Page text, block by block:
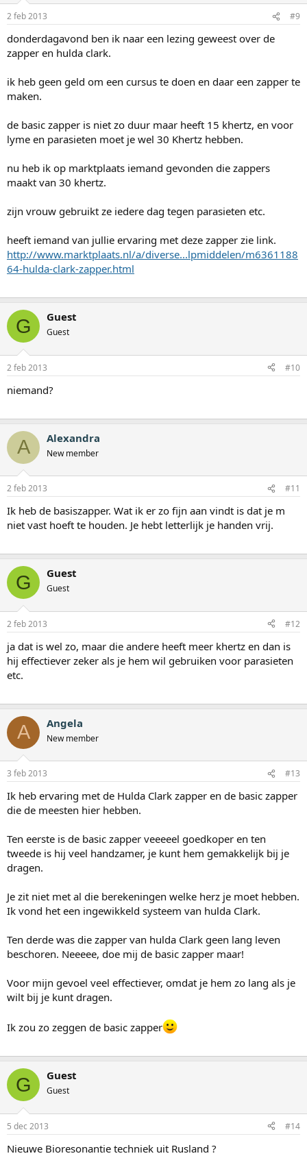
2 feb 2013 #9
donderdagavond ben ik naar een lezing geweest over de
zapper en hulda clark.
ik heb geen geld om een cursus te doen en daar een zapper te
maken.
de basic zapper is niet zo duur maar heeft 15 khertz, en voor
lyme en parasieten moet je wel 30 Khertz hebben.
nu heb ik op marktplaats iemand gevonden die zappers
maakt van 30 khertz.
zijn vrouw gebruikt ze iedere dag tegen parasieten etc.
heeft iemand van jullie ervaring met deze zapper zie link.
http://www.marktplaats.nl/a/diverse...lpmiddelen/m6361188
64-hulda-clark-zapper.html
G Guest
Guest
2 feb 2013 #10
niemand?
A Alexandra
New member
2 feb 2013 #11
Ik heb de basiszapper. Wat ik er zo fijn aan vindt is dat je m
niet vast hoeft te houden. Je hebt letterlijk je handen vrij.
G Guest
Guest
2 feb 2013 #12
ja dat is wel zo, maar die andere heeft meer khertz en dan is
hij effectiever zeker als je hem wil gebruiken voor parasieten
etc.
A Angela
New member
3 feb 2013 #13
Ik heb ervaring met de Hulda Clark zapper en de basic zapper
die de meesten hier hebben.
Ten eerste is de basic zapper veeeeel goedkoper en ten
tweede is hij veel handzamer, je kunt hem gemakkelijk bij je
dragen.
Je zit niet met al die berekeningen welke herz je moet hebben.
Ik vond het een ingewikkeld systeem van hulda Clark.
Ten derde was die zapper van hulda Clark geen lang leven
beschoren. Neeeee, doe mij de basic zapper maar!
Voor mijn gevoel veel effectiever, omdat je hem zo lang als je
wilt bij je kunt dragen.
Ik zou zo zeggen de basic zapper
G Guest
Guest
5 dec 2013 #14
Nieuwe Bioresonantie techniek uit Rusland ?